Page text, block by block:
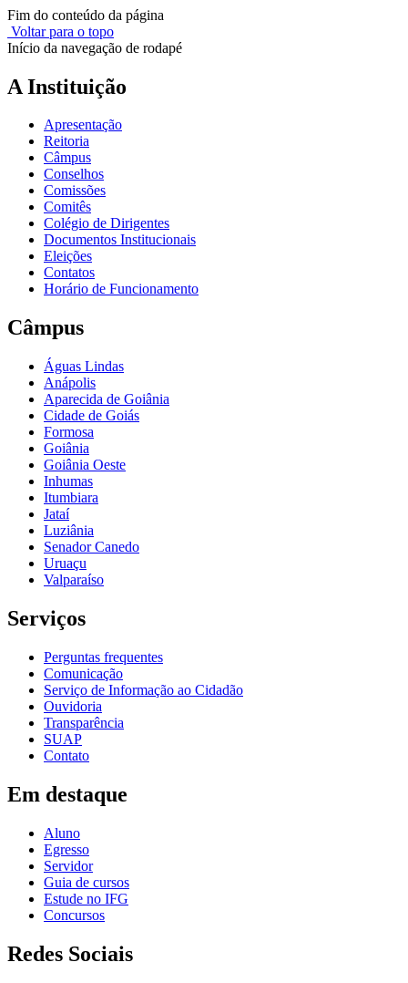
Fim do conteúdo da página
Voltar para o topo
Início da navegação de rodapé
A Instituição
Apresentação
Reitoria
Câmpus
Conselhos
Comissões
Comitês
Colégio de Dirigentes
Documentos Institucionais
Eleições
Contatos
Horário de Funcionamento
Câmpus
Águas Lindas
Anápolis
Aparecida de Goiânia
Cidade de Goiás
Formosa
Goiânia
Goiânia Oeste
Inhumas
Itumbiara
Jataí
Luziânia
Senador Canedo
Uruaçu
Valparaíso
Serviços
Perguntas frequentes
Comunicação
Serviço de Informação ao Cidadão
Ouvidoria
Transparência
SUAP
Contato
Em destaque
Aluno
Egresso
Servidor
Guia de cursos
Estude no IFG
Concursos
Redes Sociais